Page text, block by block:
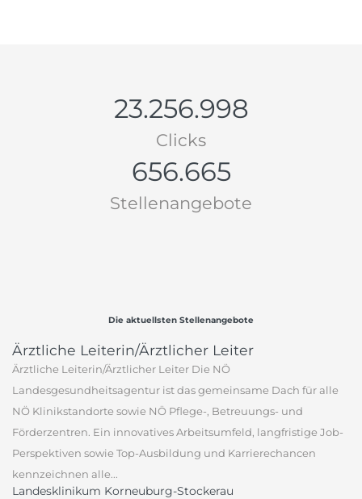
23.256.998
Clicks
656.665
Stellenangebote
Die aktuellsten Stellenangebote
Ärztliche Leiterin/Ärztlicher Leiter
Ärztliche Leiterin/Ärztlicher Leiter Die NÖ
Landesgesundheitsagentur ist das gemeinsame Dach für alle
NÖ Klinikstandorte sowie NÖ Pflege-, Betreuungs- und
Förderzentren. Ein innovatives Arbeitsumfeld, langfristige Job-
Perspektiven sowie Top-Ausbildung und Karrierechancen
kennzeichnen alle...
Landesklinikum Korneuburg-Stockerau